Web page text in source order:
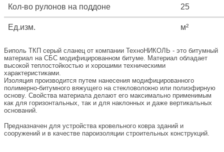
Кол-во рулонов на поддоне 25
Ед.изм. м²
Биполь ТКП серый сланец от компании ТехноНИКОЛЬ - это битумный
материал на СБС модифицированном битуме. Материал обладает
высокой теплостойкостью и хорошими техническими
характеристиками.
Изоляция производится путем нанесения модифицированного
полимерно-битумного вяжущего на стекловолокно или полиэфирную
основу. Свойства материала делают его максимально применимым
как для горизонтальных, так и для наклонных и даже вертикальных
оснований.
Предназначен для устройства кровельного ковра зданий и
сооружений и в качестве пароизоляции строительных конструкций.